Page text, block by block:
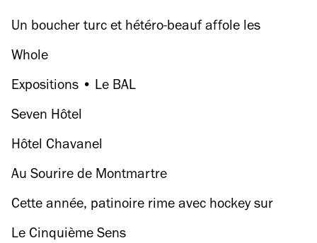
des rues parisiennes en art
Un boucher turc et hétéro-beauf affole les
réseaux sociaux en coupant de la viande
Whole
Expositions • Le BAL
Seven Hôtel
Hôtel Chavanel
Au Sourire de Montmartre
Cette année, patinoire rime avec hockey sur
glace à la tour Eiffel
Le Cinquième Sens